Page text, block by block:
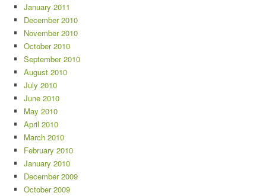
January 2011
December 2010
November 2010
October 2010
September 2010
August 2010
July 2010
June 2010
May 2010
April 2010
March 2010
February 2010
January 2010
December 2009
October 2009